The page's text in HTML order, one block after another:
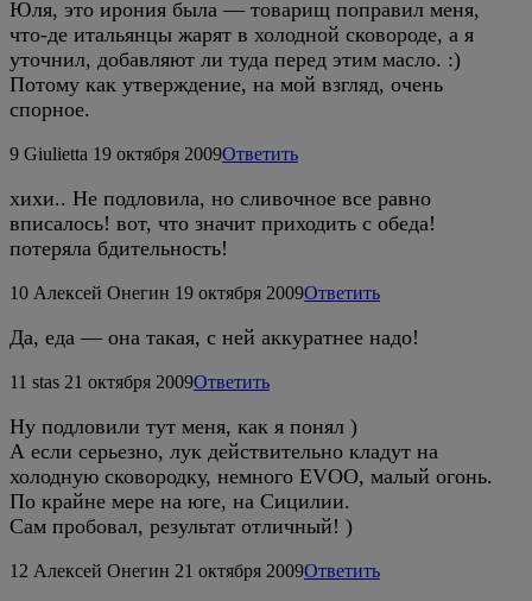
Юля, это ирония была — товарищ поправил меня,
что-де итальянцы жарят в холодной сковороде, а я
уточнил, добавляют ли туда перед этим масло. :)
Потому как утверждение, на мой взгляд, очень
спорное.
9 Giulietta 19 октября 2009Ответить
хихи.. Не подловила, но сливочное все равно
вписалось! вот, что значит приходить с обеда!
потеряла бдительность!
10 Алексей Онегин 19 октября 2009Ответить
Да, еда — она такая, с ней аккуратнее надо!
11 stas 21 октября 2009Ответить
Ну подловили тут меня, как я понял )
А если серьезно, лук действительно кладут на
холодную сковородку, немного EVOO, малый огонь.
По крайне мере на юге, на Сицилии.
Сам пробовал, результат отличный! )
12 Алексей Онегин 21 октября 2009Ответить